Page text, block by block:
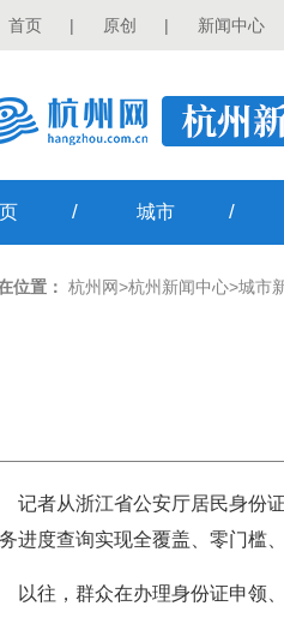
首页 | 原创 | 新闻中心
/ 城市 /
位置： 杭州网>杭州新闻中心>城市
记者从浙江省公安厅居民身份
进度查询实现全覆盖、零门槛
以往，群众在办理身份证申领